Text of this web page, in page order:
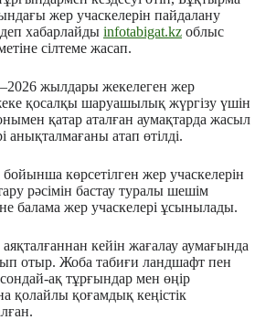
жер учаскелерін пайдалану
хабарлайды infotabigat.kz облыс
сілтеме жасап.
жылдары жекелеген жер
қосалқы шаруашылық жүргізу үшін
қатар аталған аумақтарда жасыл
анықталмағаны атап өтілді.
көрсетілген жер учаскелерін
рәсімін бастау туралы шешім
балама жер учаскелері ұсынылады.
кейін жағалау аумағында
отыр. Жоба табиғи ландшафт пен
ақ тұрғындар мен өңір
қолайлы қоғамдық кеңістік